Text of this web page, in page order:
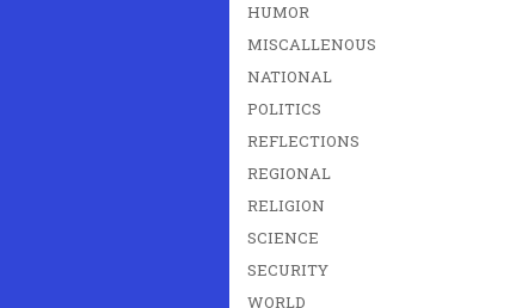
HUMOR
MISCALLENOUS
NATIONAL
POLITICS
REFLECTIONS
REGIONAL
RELIGION
SCIENCE
SECURITY
WORLD